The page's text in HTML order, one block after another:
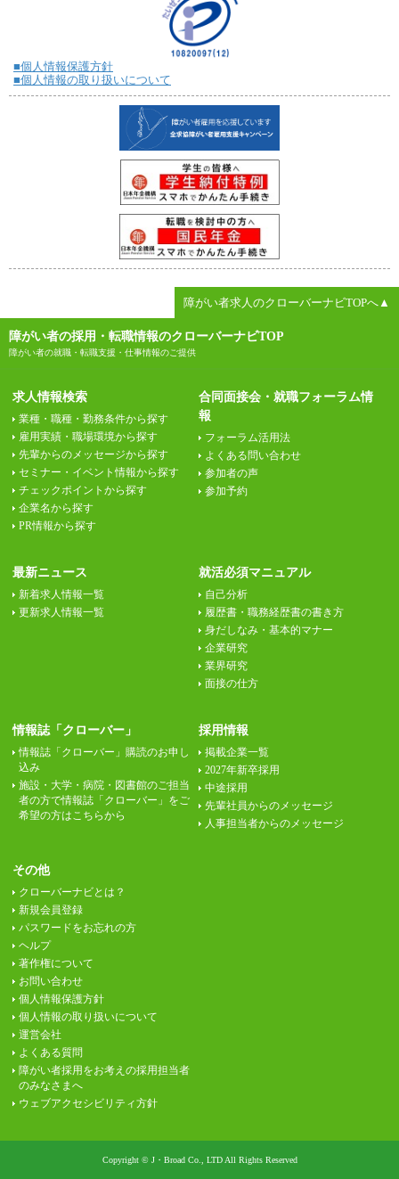
■個人情報保護方針
■個人情報の取り扱いについて
障がい者求人のクローバーナビTOPへ▲
障がい者の採用・転職情報のクローバーナビTOP
障がい者の就職・転職支援・仕事情報のご提供
求人情報検索
業種・職種・勤務条件から探す
雇用実績・職場環境から探す
先輩からのメッセージから探す
セミナー・イベント情報から探す
チェックポイントから探す
企業名から探す
PR情報から探す
合同面接会・就職フォーラム情
報
フォーラム活用法
よくある問い合わせ
参加者の声
参加予約
最新ニュース
新着求人情報一覧
更新求人情報一覧
就活必須マニュアル
自己分析
履歴書・職務経歴書の書き方
身だしなみ・基本的マナー
企業研究
業界研究
面接の仕方
情報誌「クローバー」
情報誌「クローバー」購読のお申し
込み
施設・大学・病院・図書館のご担当
者の方で情報誌「クローバー」をご
希望の方はこちらから
採用情報
掲載企業一覧
2027年新卒採用
中途採用
先輩社員からのメッセージ
人事担当者からのメッセージ
その他
クローバーナビとは？
新規会員登録
パスワードをお忘れの方
ヘルプ
著作権について
お問い合わせ
個人情報保護方針
個人情報の取り扱いについて
運営会社
よくある質問
障がい者採用をお考えの採用担当者
のみなさまへ
ウェブアクセシビリティ方針
Copyright © J・Broad Co., LTD All Rights Reserved